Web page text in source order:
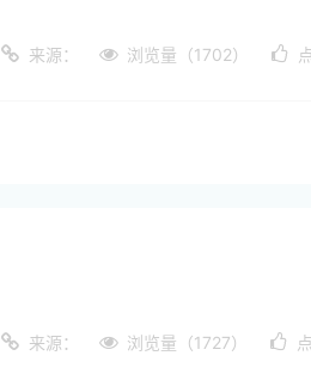
来源： 浏览量（1702）
来源： 浏览量（1727）